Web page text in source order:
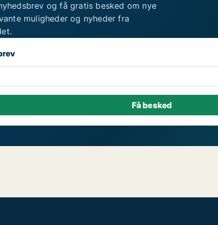
og få gratis besked om nye
muligheder og nyheder fra